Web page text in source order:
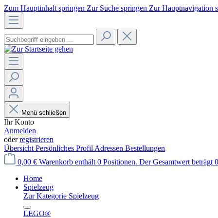
Zum Hauptinhalt springen Zur Suche springen Zur Hauptnavigation
Menü schließen
Ihr Konto
Anmelden
oderregistrieren
Übersicht Persönliches Profil Adressen Bestellungen
0,00 € Warenkorb enthält 0 Positionen. Der Gesamtwert beträgt
Home
Spielzeug
Zur Kategorie Spielzeug
LEGO®